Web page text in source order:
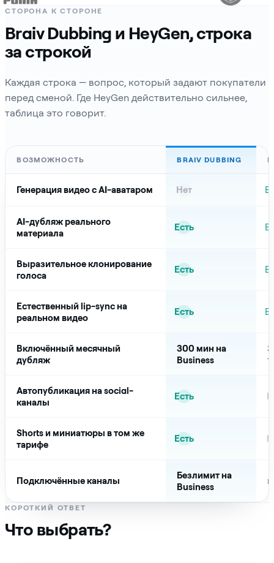
СТОРОНА К СТОРОНЕ
Braiv Dubbing и HeyGen, строка
за строкой
Каждая строка — вопрос, который задают покупатели
перед сменой. Где HeyGen действительно сильнее,
таблица это говорит.
ВОЗМОЖНОСТЬ BRAIV DUBBING
Генерация видео с AI-аватаром Нет
AI-дубляж реального
материала
Есть
Выразительное клонирование
голоса
Есть
Естественный lip-sync на
реальном видео
Есть
Включённый месячный
дубляж
300 мин на
Business
Автопубликация на social-
каналы
Есть
Shorts и миниатюры в том же
тарифе
Есть
Подключённые каналы
Безлимит на
Business
КОРОТКИЙ ОТВЕТ
Что выбрать?